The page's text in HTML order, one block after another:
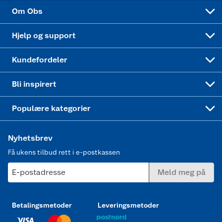
Om Obs
Hjelp og support
Kundefordeler
Bli inspirert
Populære kategorier
Nyhetsbrev
Få ukens tilbud rett i e-postkassen
E-postadresse Meld meg på
Betalingsmetoder Leveringsmetoder